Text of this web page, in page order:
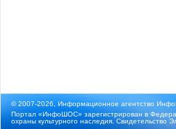
© 2007-2026, Информационное агентство
Портал «ИнфоШОС» зарегистрирован в
охраны культурного наследия. Свидетельство